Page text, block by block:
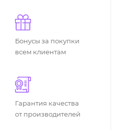
Бонусы за покупки
всем клиентам
Гарантия качества
от производителей